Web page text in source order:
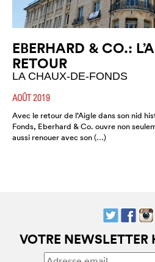
EBERHARD & CO.:
RETOUR
LA CHAUX-DE-FONDS
AOÛT 2019
Avec le retour de l’Aigle dans son nid
Fonds, Eberhard & Co. ouvre non
aussi renouer avec son (…)
VOTRE